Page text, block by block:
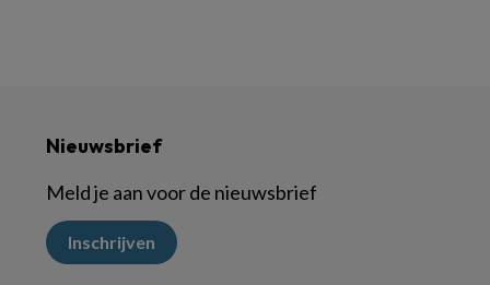
Nieuwsbrief
Meld je aan voor de nieuwsbrief
Inschrijven